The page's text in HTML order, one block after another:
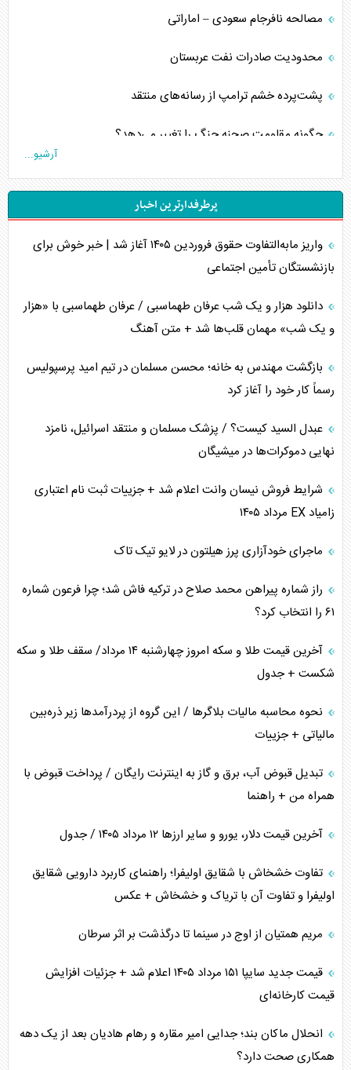
مصالحه نافرجام سعودی – اماراتی
محدودیت صادرات نفت عربستان
پشت‌پرده خشم ترامپ از رسانه‌های منتقد
چگونه مقاومت صحنه جنگ را تغییر می‌دهد؟
تحلیل جامع پدیده تراستی‌ها
تأثیر جنگ ایران و آمریکا بر اقتصاد جهانی
اربعین، کابوس مشترک تل‌آویو-واشنگتن
برنامه هفتم توسعه در نقطه کور سیاستگذاری
کنوانسیون دریای خزر در راستای منافع ملی است؟
اوکراین بازوی مخرب آمریکا در غرب آسیا
اهمیت راهبردی اردن برای آمریکا
پیام، ظرفیت بالفعل‌نشده تجارت ایران
همسویی عربستان با سنتکام علیه متحدان ایران
ترامپ و توهم خلع سلاح حماس
آرشیو...
پرطرفدارترین اخبار
واریز مابه‌التفاوت حقوق فروردین ۱۴۰۵ آغاز شد | خبر خوش برای
بازنشستگان تأمین اجتماعی
دانلود هزار و یک شب عرفان طهماسبی / عرفان طهماسبی با «هزار
و یک شب» مهمان قلب‌ها شد + متن آهنگ
بازگشت مهندس به خانه؛ محسن مسلمان در تیم امید پرسپولیس
رسماً کار خود را آغاز کرد
عبدل السید کیست؟ / پزشک مسلمان و منتقد اسرائیل، نامزد
نهایی دموکرات‌ها در میشیگان
شرایط فروش نیسان وانت اعلام شد + جزییات ثبت نام اعتباری
زامیاد EX مرداد ۱۴۰۵
ماجرای خودآزاری پرز هیلتون در لایو تیک تاک
راز شماره پیراهن محمد صلاح در ترکیه فاش شد؛ چرا فرعون شماره
۶۱ را انتخاب کرد؟
آخرین قیمت طلا و سکه امروز چهارشنبه ۱۴ مرداد/ سقف طلا و سکه
شکست + جدول
نحوه محاسبه مالیات بلاگر‌ها / این گروه از پردرآمد‌ها زیر ذره‌بین
مالیاتی + جزییات
تبدیل قبوض آب، برق و گاز به اینترنت رایگان / پرداخت قبوض با
همراه من + راهنما
آخرین قیمت دلار، یورو و سایر ارز‌ها ۱۲ مرداد ۱۴۰۵ / جدول
تفاوت خشخاش با شقایق اولیفرا؛ راهنمای کاربرد دارویی شقایق
اولیفرا و تفاوت آن با تریاک و خشخاش + عکس
مریم همتیان از اوج در سینما تا درگذشت بر اثر سرطان
قیمت جدید سایپا ۱۵۱ مرداد ۱۴۰۵ اعلام شد + جزئیات افزایش
قیمت کارخانه‌ای
انحلال ماکان بند؛ جدایی امیر مقاره و رهام هادیان بعد از یک دهه
همکاری صحت دارد؟